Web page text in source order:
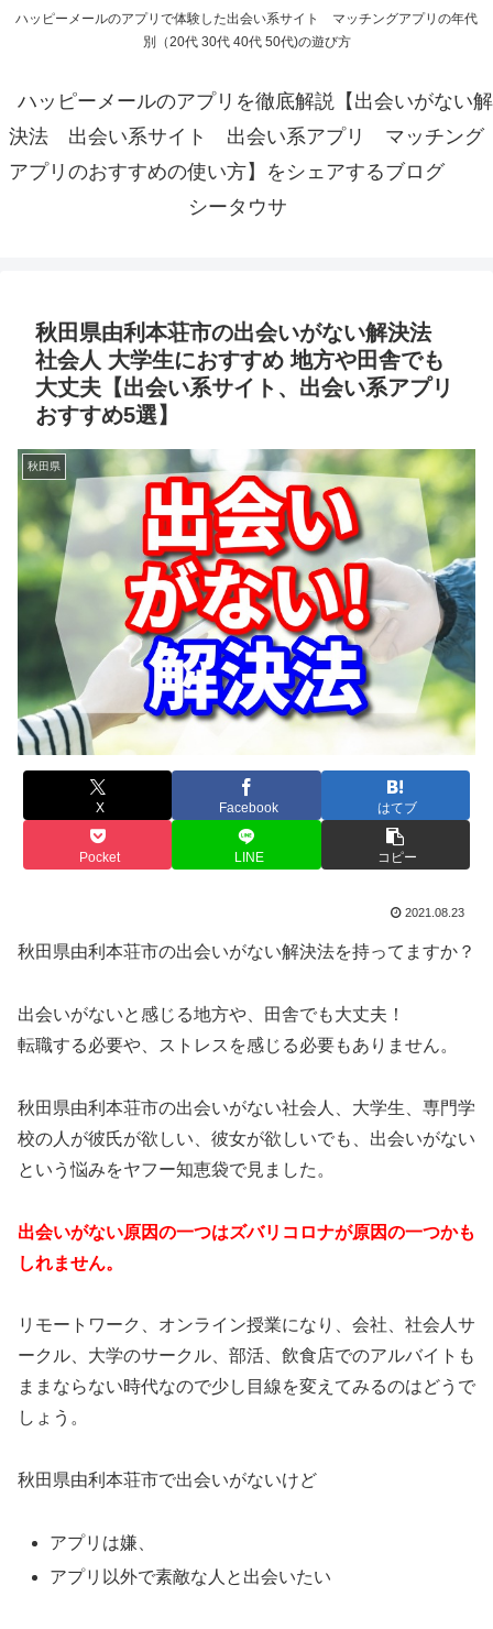
ハッピーメールのアプリで体験した出会い系サイト マッチングアプリの年代
別（20代 30代 40代 50代)の遊び方
ハッピーメールのアプリを徹底解説【出会いがない解
決法 出会い系サイト 出会い系アプリ マッチング
アプリのおすすめの使い方】をシェアするブログ
シータウサ
秋田県由利本荘市の出会いがない解決法
社会人 大学生におすすめ 地方や田舎でも
大丈夫【出会い系サイト、出会い系アプリ
おすすめ5選】
秋田県
X Facebook はてブ
Pocket LINE コピー
2021.08.23
秋田県由利本荘市の出会いがない解決法を持ってますか？
出会いがないと感じる地方や、田舎でも大丈夫！
転職する必要や、ストレスを感じる必要もありません。
秋田県由利本荘市の出会いがない社会人、大学生、専門学
校の人が彼氏が欲しい、彼女が欲しいでも、出会いがない
という悩みをヤフー知恵袋で見ました。
出会いがない原因の一つはズバリコロナが原因の一つかも
しれません。
リモートワーク、オンライン授業になり、会社、社会人サ
ークル、大学のサークル、部活、飲食店でのアルバイトも
ままならない時代なので少し目線を変えてみるのはどうで
しょう。
秋田県由利本荘市で出会いがないけど
アプリは嫌、
アプリ以外で素敵な人と出会いたい